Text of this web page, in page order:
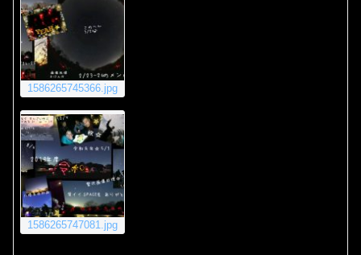
1586265745366.jpg
1586265747081.jpg